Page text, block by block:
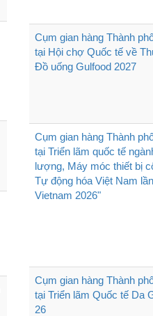
Cụm gian hàng Thành
tại Hội chợ Quốc tế về
Đồ uống Gulfood 2027
Cụm gian hàng Thành
tại Triển lãm quốc tế
lượng, Máy móc thiết bị
Tự động hóa Việt Nam
Vietnam 2026"
Cụm gian hàng Thành
tại Triển lãm Quốc tế Da
26